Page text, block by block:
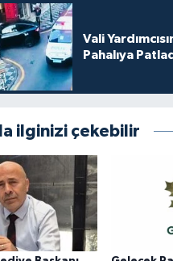
Vali
Pahalıya
ilginizi çekebilir